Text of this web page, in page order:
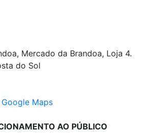
Mercado da Brandoa, Loja 4.
do Sol
Maps
AO PÚBLICO